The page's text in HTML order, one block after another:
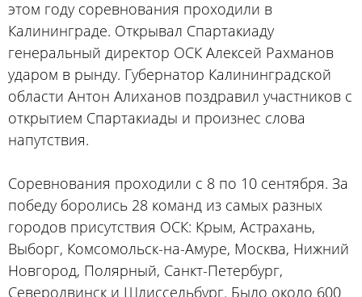
этом году соревнования проходили в
Калининграде. Открывал Спартакиаду
генеральный директор ОСК Алексей Рахманов
ударом в рынду. Губернатор Калининградской
области Антон Алиханов поздравил участников с
открытием Спартакиады и произнес слова
напутствия.
Соревнования проходили с 8 по 10 сентября. За
победу боролись 28 команд из самых разных
городов присутствия ОСК: Крым, Астрахань,
Выборг, Комсомольск-на-Амуре, Москва, Нижний
Новгород, Полярный, Санкт-Петербург,
Северодвинск и Шлиссельбург. Было около 600